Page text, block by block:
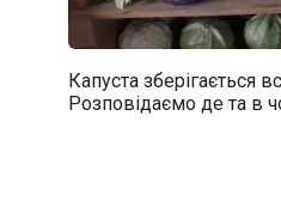
Капуста зберігається
Розповідаємо де та в